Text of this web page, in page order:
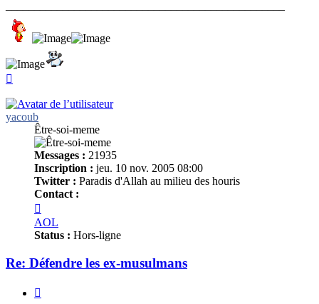
yacoub
Être-soi-meme
Messages : 21935
Inscription : jeu. 10 nov. 2005 08:00
Twitter : Paradis d'Allah au milieu des houris
Contact :
yacoub
AOL
Status : Hors-ligne
Re: Défendre les ex-musulmans